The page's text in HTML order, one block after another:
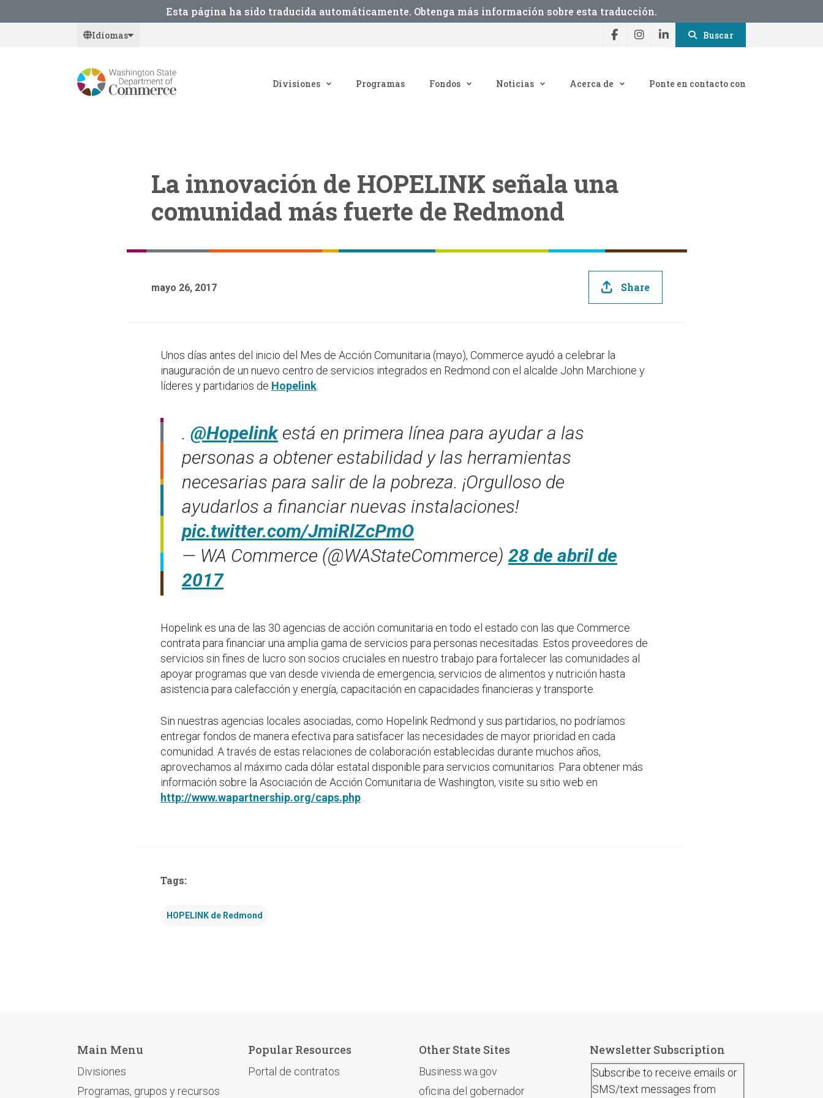
to
Esta página ha sido traducida automáticamente. Obtenga más información sobre esta traducción.
Idiomas Buscar
Divisiones Programas Fondos Noticias Acerca de Ponte en contacto con
La innovación de HOPELINK señala una
comunidad más fuerte de Redmond
mayo 26, 2017 Share
Unos días antes del inicio del Mes de Acción Comunitaria (mayo), Commerce ayudó a celebrar la
inauguración de un nuevo centro de servicios integrados en Redmond con el alcalde John Marchione y
líderes y partidarios de Hopelink
. @Hopelinkestá en primera línea para ayudar a las
personas a obtener estabilidad y las herramientas
necesarias para salir de la pobreza. ¡Orgulloso de
ayudarlos a financiar nuevas instalaciones!
pic.twitter.com/JmiRlZcPmO
— WA Commerce (@WAStateCommerce) 28 de abril de
2017
Hopelink es una de las 30 agencias de acción comunitaria en todo el estado con las que Commerce
contrata para financiar una amplia gama de servicios para personas necesitadas. Estos proveedores de
servicios sin fines de lucro son socios cruciales en nuestro trabajo para fortalecer las comunidades al
apoyar programas que van desde vivienda de emergencia, servicios de alimentos y nutrición hasta
asistencia para calefacción y energía, capacitación en capacidades financieras y transporte.
Sin nuestras agencias locales asociadas, como Hopelink Redmond y sus partidarios, no podríamos
entregar fondos de manera efectiva para satisfacer las necesidades de mayor prioridad en cada
comunidad. A través de estas relaciones de colaboración establecidas durante muchos años,
aprovechamos al máximo cada dólar estatal disponible para servicios comunitarios. Para obtener más
información sobre la Asociación de Acción Comunitaria de Washington, visite su sitio web en
http://www.wapartnership.org/caps.php
Tags:
HOPELINK de Redmond
Main Menu
Divisiones
Programas, grupos y recursos
Popular Resources
Portal de contratos
Other State Sites
Business.wa.gov
oficina del gobernador
Newsletter Subscription
Subscribe to receive emails or
SMS/text messages from